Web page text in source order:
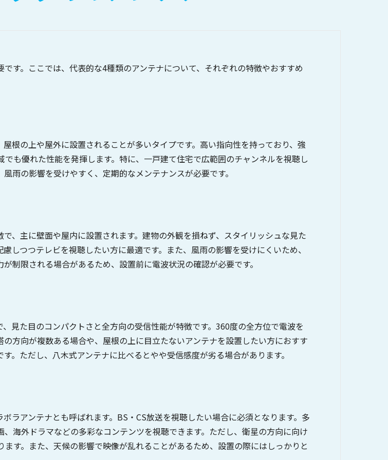
す。ここでは、代表的な4種類のアンテナについて、それぞれの特徴やおすすめ
根の上や屋外に設置されることが多いタイプです。高い指向性を持っており、強
も優れた性能を発揮します。特に、一戸建て住宅で広範囲のチャンネルを視聴し
雨の影響を受けやすく、定期的なメンテナンスが必要です。
、主に壁面や屋内に設置されます。建物の外観を損ねず、スタイリッシュな見た
しつつテレビを視聴したい方に最適です。また、風雨の影響を受けにくいため、
制限される場合があるため、設置前に電波状況の確認が必要です。
見た目のコンパクトさと全方向の受信性能が特徴です。360度の全方位で電波を
方向が複数ある場合や、屋根の上に目立たないアンテナを設置したい方におすす
。ただし、八木式アンテナに比べるとやや受信感度が劣る場合があります。
ラアンテナとも呼ばれます。BS・CS放送を視聴したい場合に必須となります。多
海外ドラマなどの多彩なコンテンツを視聴できます。ただし、衛星の方向に向け
す。また、天候の影響で映像が乱れることがあるため、設置の際にはしっかりと